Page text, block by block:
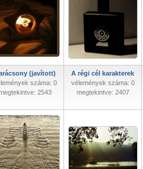
(javított)
száma: 0
2543
A régi cél karakterek
vélemények száma: 0
megtekintve: 2407